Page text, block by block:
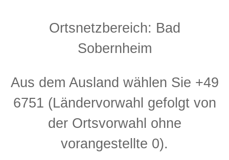
Ortsnetzbereich: Bad
Sobernheim
Aus dem Ausland wählen Sie +49
6751 (Ländervorwahl gefolgt von
der Ortsvorwahl ohne
vorangestellte 0).